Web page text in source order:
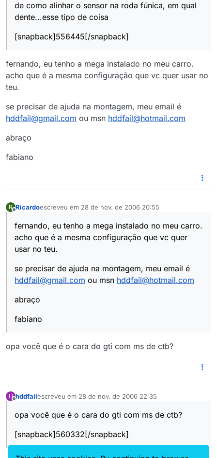
de como alinhar o sensor na roda fúnica, em qual
dente...esse tipo de coisa
[snapback]556445[/snapback]
fernando, eu tenho a mega instalado no meu carro.
acho que é a mesma configuração que vc quer usar no
teu.
se precisar de ajuda na montagem, meu email é
hddfail@gmail.com ou msn hddfail@hotmail.com
abraço
fabiano
R Ricardoescreveu em 28 de nov. de 2006 20:55
última edição por
fernando, eu tenho a mega instalado no meu carro.
acho que é a mesma configuração que vc quer
usar no teu.
se precisar de ajuda na montagem, meu email é
hddfail@gmail.com ou msn hddfail@hotmail.com
abraço
fabiano
opa você que é o cara do gti com ms de ctb?
H hddfailescreveu em 28 de nov. de 2006 22:35
última edição por
opa você que é o cara do gti com ms de ctb?
[snapback]560332[/snapback]